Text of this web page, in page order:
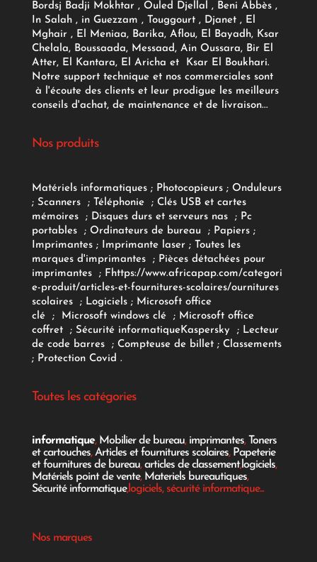
Bordsj Badji Mokhtar , Ouled Djellal , Beni Abbès ,
In Salah , in Guezzam , Touggourt , Djanet , El
Mghair , El Meniaa, Barika, Aflou, El Bayadh, Ksar
Chelala, Boussaada, Messaad, Ain Oussara, Bir El
Atter, El Kantara, El Aricha et Ksar El Boukhari.
Notre support technique et nos commerciales sont
à l'écoute des clients et leur prodigue les meilleurs
conseils d'achat, de maintenance et de livraison...
Nos produits
Matériels informatiques; Photocopieurs; Onduleurs
; Scanners ; Téléphonie ; Clés USB et cartes
mémoires
; Disques durs et serveurs nas ; Pc
portables
; Ordinateurs de bureau ; Papiers;
Imprimantes;Imprimante laser; Toutes les
marques d'imprimantes
; Pièces détachées pour
imprimantes
; Fhttps://www.africapap.com/categori
e-produit/articles-et-fournitures-scolaires/ournitures
scolaires; Logiciels ; Microsoft office
clé
; Microsoft windows clé; Microsoft office
coffret ; Sécurité informatiqueKaspersky ; Lecteur
de code barres
; Compteuse de billet; Classements
; Protection Covid .
Toutes les catégories
informatique, Mobilier de bureau, imprimantes, Toners
et cartouches,Articles et fournitures scolaires, Papeterie
et fournitures de bureau,articles de classement,logiciels,
Matériels point de vente, Materiels bureautiques,
Sécurité informatique,logiciels, sécurité informatique...
Nos marques